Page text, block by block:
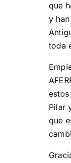
que
y
toda
Pilar
que